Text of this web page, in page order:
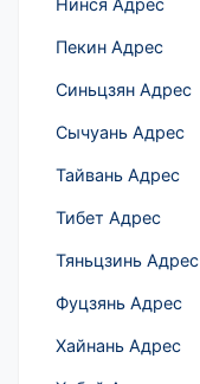
Пекин Адрес
Синьцзян Адрес
Сычуань Адрес
Тайвань Адрес
Тибет Адрес
Тяньцзинь Адрес
Фуцзянь Адрес
Хайнань Адрес